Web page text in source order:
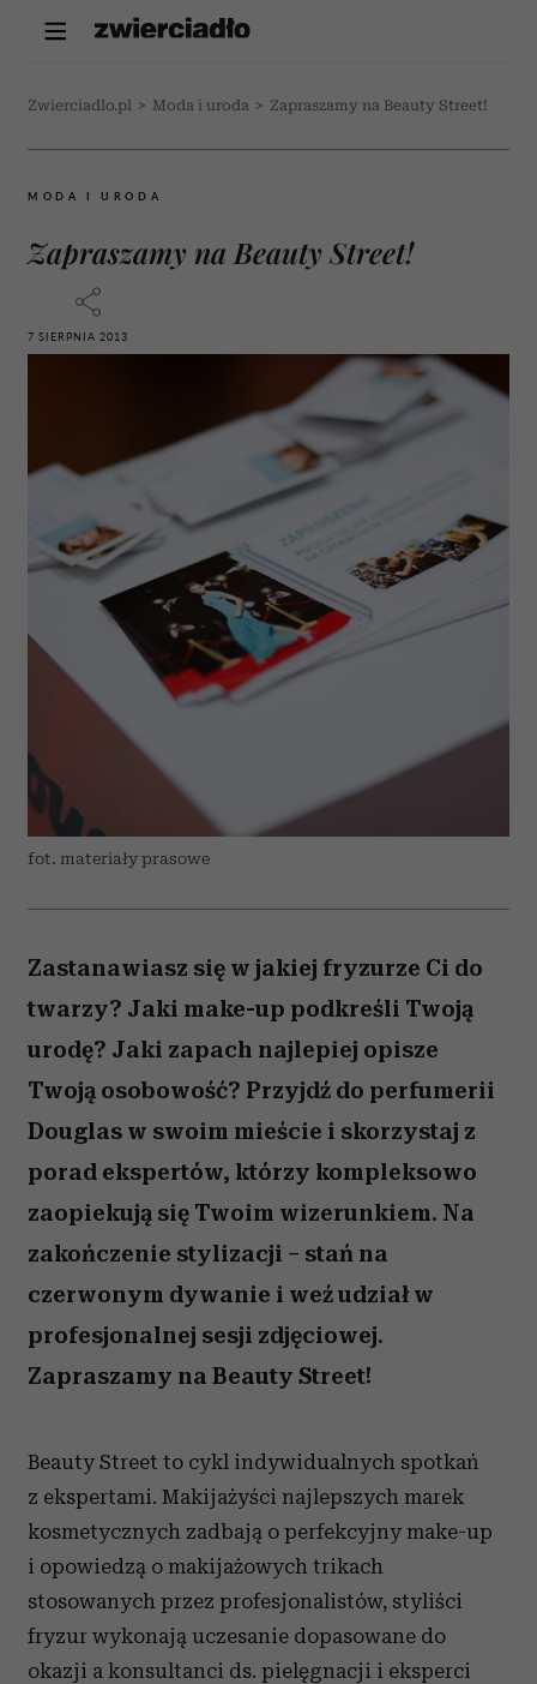
Zwierciadlo.pl > Moda i uroda > Zapraszamy na Beauty Street!
MODA I URODA
Zapraszamy na Beauty Street!
7 SIERPNIA 2013
fot. materiały prasowe
Zastanawiasz się w jakiej fryzurze Ci do
twarzy? Jaki make-up podkreśli Twoją
urodę? Jaki zapach najlepiej opisze
Twoją osobowość? Przyjdź do perfumerii
Douglas w swoim mieście i skorzystaj z
porad ekspertów, którzy kompleksowo
zaopiekują się Twoim wizerunkiem. Na
zakończenie stylizacji – stań na
czerwonym dywanie i weź udział w
profesjonalnej sesji zdjęciowej.
Zapraszamy na Beauty Street!
Beauty Street to cykl indywidualnych spotkań
z ekspertami. Makijażyści najlepszych marek
kosmetycznych zadbają o perfekcyjny make-up
i opowiedzą o makijażowych trikach
stosowanych przez profesjonalistów, styliści
fryzur wykonają uczesanie dopasowane do
okazji a konsultanci ds. pielęgnacji i eksperci